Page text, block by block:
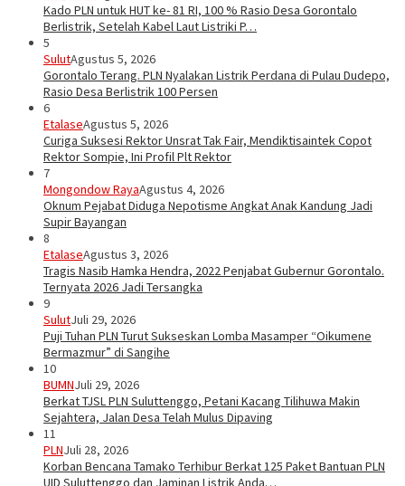
Kado PLN untuk HUT ke- 81 RI, 100 % Rasio Desa Gorontalo
Berlistrik, Setelah Kabel Laut Listriki P…
5
SulutAgustus 5, 2026
Gorontalo Terang. PLN Nyalakan Listrik Perdana di Pulau Dudepo,
Rasio Desa Berlistrik 100 Persen
6
EtalaseAgustus 5, 2026
Curiga Suksesi Rektor Unsrat Tak Fair, Mendiktisaintek Copot
Rektor Sompie, Ini Profil Plt Rektor
7
Mongondow RayaAgustus 4, 2026
Oknum Pejabat Diduga Nepotisme Angkat Anak Kandung Jadi
Supir Bayangan
8
EtalaseAgustus 3, 2026
Tragis Nasib Hamka Hendra, 2022 Penjabat Gubernur Gorontalo.
Ternyata 2026 Jadi Tersangka
9
SulutJuli 29, 2026
Puji Tuhan PLN Turut Sukseskan Lomba Masamper “Oikumene
Bermazmur” di Sangihe
10
BUMNJuli 29, 2026
Berkat TJSL PLN Suluttenggo, Petani Kacang Tilihuwa Makin
Sejahtera, Jalan Desa Telah Mulus Dipaving
11
PLNJuli 28, 2026
Korban Bencana Tamako Terhibur Berkat 125 Paket Bantuan PLN
UID Suluttenggo dan Jaminan Listrik Anda…